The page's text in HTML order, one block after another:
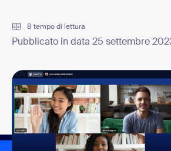
8 tempo di lettura
Pubblicato in data 25 settembre